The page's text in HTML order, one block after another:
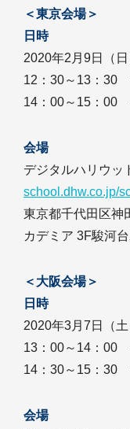
＜東京会場＞
日時
2020年2月9日（
12：30～13：30
14：00～15：00
会場
デジタルハリウッ
school.dhw.co.jp/
東京都千代田区神
カデミア 3F駿河
＜大阪会場＞
日時
2020年3月7日（
13：00～14：00
14：30～15：30
会場